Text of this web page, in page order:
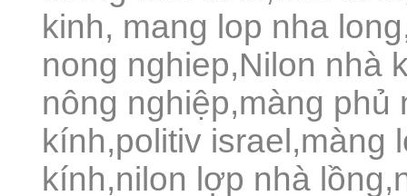
kinh, mang lop nha
nong nghiep,Nilon nhà
nông nghiệp,màng
kính,politiv israel,màng
kính,nilon lợp nhà